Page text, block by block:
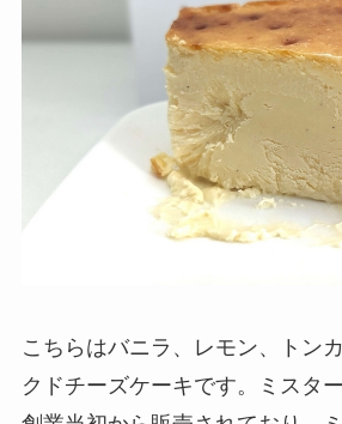
こちらはバニラ、レモン、トン
クドチーズケーキです。ミスタ